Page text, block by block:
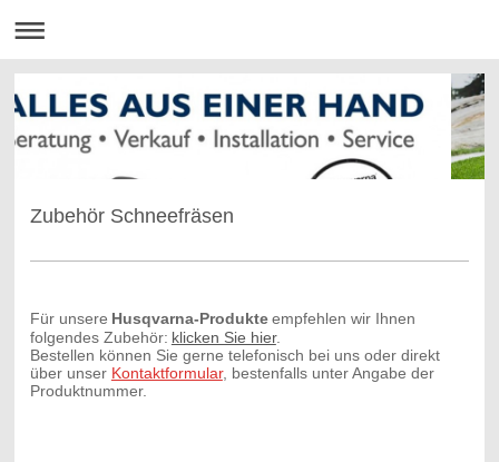
Zubehör Schneefräsen
Für unsere Husqvarna-Produkteempfehlen wir Ihnen
folgendes Zubehör: klicken Sie hier.
Bestellen können Sie gerne telefonisch bei uns oder direkt
über unser Kontaktformular, bestenfalls unter Angabe der
Produktnummer.